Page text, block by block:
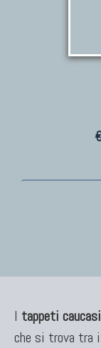
TAPPETI
Tappeti
Tappeti
Tappeti
I tappeti
che si trova tra